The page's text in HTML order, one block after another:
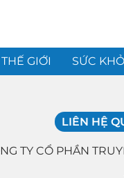
THẾ GIỚI SỨC
LIÊN HỆ
TY CỔ PHẦN